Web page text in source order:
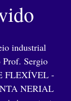
industrial
Prof. Sergio
FLEXÍVEL -
NERIAL